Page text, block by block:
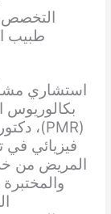
التخصص:
طبيب
استشاري
بكالوريوس
(PMR)، دكتوراه في الطب (تأهيل الأعصاب)
فيزيائي
المريض من